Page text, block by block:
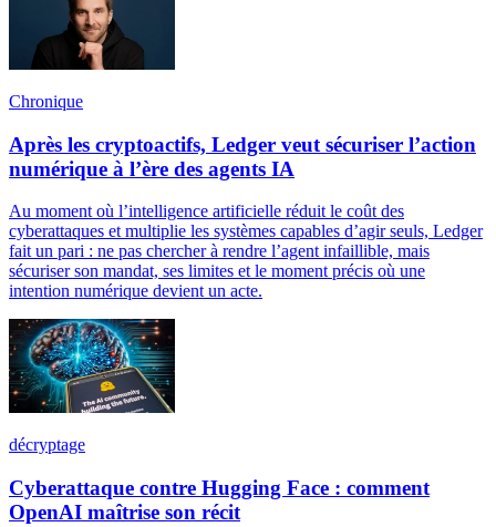
Chronique
Après les cryptoactifs, Ledger veut sécuriser l’action
numérique à l’ère des agents IA
Au moment où l’intelligence artificielle réduit le coût des
cyberattaques et multiplie les systèmes capables d’agir seuls, Ledger
fait un pari : ne pas chercher à rendre l’agent infaillible, mais
sécuriser son mandat, ses limites et le moment précis où une
intention numérique devient un acte.
décryptage
Cyberattaque contre Hugging Face : comment
OpenAI maîtrise son récit